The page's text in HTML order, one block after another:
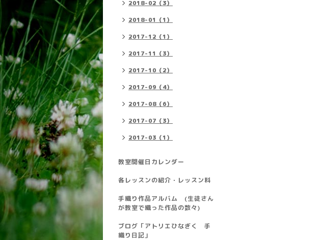
2018-02（3）
2018-01（1）
2017-12（1）
2017-11（3）
2017-10（2）
2017-09（4）
2017-08（6）
2017-07（3）
2017-03（1）
教室開催日カレンダー
各レッスンの紹介・レッスン料
手織り作品アルバム (生徒さん
が教室で織った作品の数々)
ブログ「アトリエひなぎく 手
織り日記」